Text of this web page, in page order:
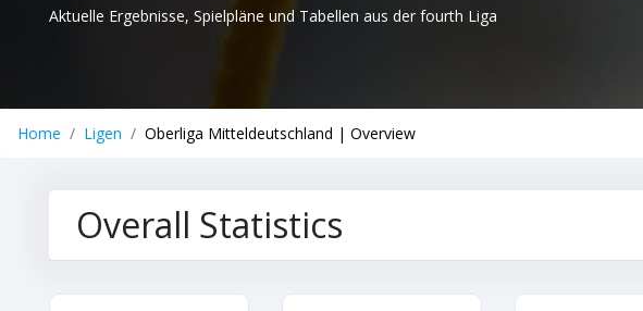
Aktuelle Ergebnisse, Spielpläne und Tabellen aus der fourth Liga
Home Ligen Oberliga Mitteldeutschland | Overview
Overall Statistics